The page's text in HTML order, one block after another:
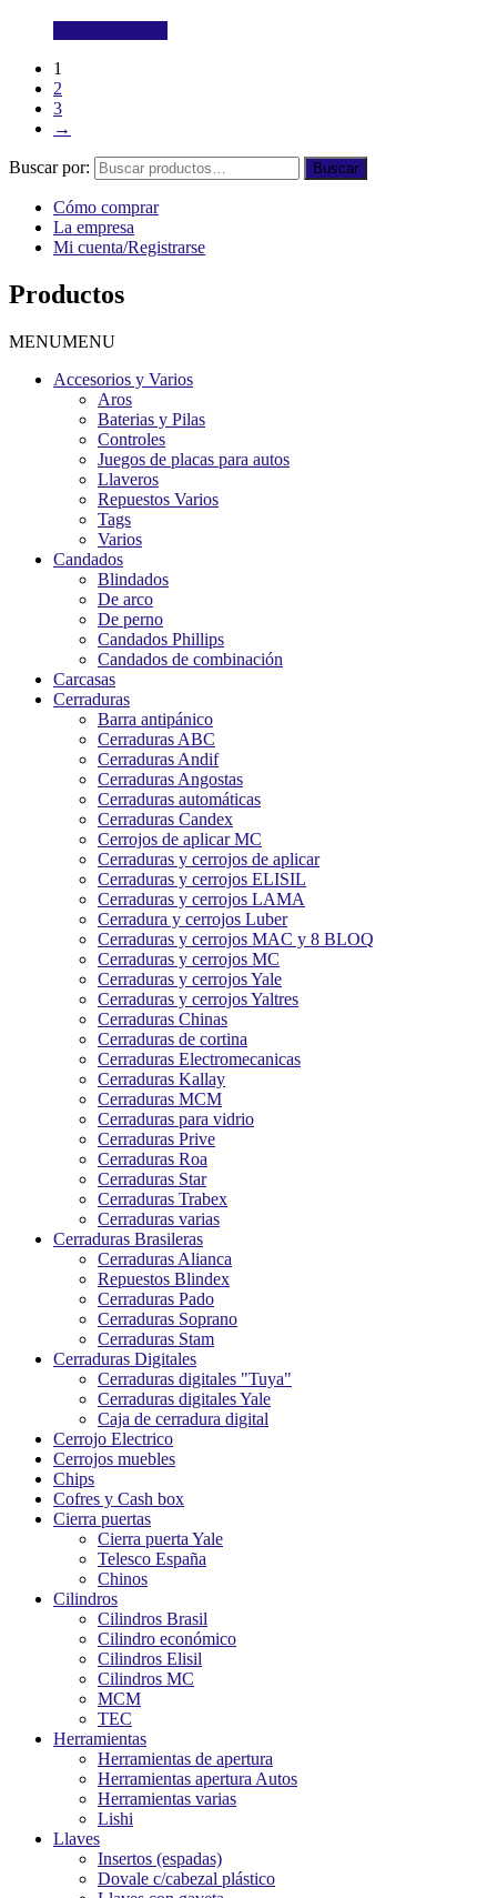
1
2
3
→
Buscar por: Buscar
Cómo comprar
La empresa
Mi cuenta/Registrarse
Productos
MENUMENU
Accesorios y Varios
Aros
Baterias y Pilas
Controles
Juegos de placas para autos
Llaveros
Repuestos Varios
Tags
Varios
Candados
Blindados
De arco
De perno
Candados Phillips
Candados de combinación
Carcasas
Cerraduras
Barra antipánico
Cerraduras ABC
Cerraduras Andif
Cerraduras Angostas
Cerraduras automáticas
Cerraduras Candex
Cerrojos de aplicar MC
Cerraduras y cerrojos de aplicar
Cerraduras y cerrojos ELISIL
Cerraduras y cerrojos LAMA
Cerradura y cerrojos Luber
Cerraduras y cerrojos MAC y 8 BLOQ
Cerraduras y cerrojos MC
Cerraduras y cerrojos Yale
Cerraduras y cerrojos Yaltres
Cerraduras Chinas
Cerraduras de cortina
Cerraduras Electromecanicas
Cerraduras Kallay
Cerraduras MCM
Cerraduras para vidrio
Cerraduras Prive
Cerraduras Roa
Cerraduras Star
Cerraduras Trabex
Cerraduras varias
Cerraduras Brasileras
Cerraduras Alianca
Repuestos Blindex
Cerraduras Pado
Cerraduras Soprano
Cerraduras Stam
Cerraduras Digitales
Cerraduras digitales "Tuya"
Cerraduras digitales Yale
Caja de cerradura digital
Cerrojo Electrico
Cerrojos muebles
Chips
Cofres y Cash box
Cierra puertas
Cierra puerta Yale
Telesco España
Chinos
Cilindros
Cilindros Brasil
Cilindro económico
Cilindros Elisil
Cilindros MC
MCM
TEC
Herramientas
Herramientas de apertura
Herramientas apertura Autos
Herramientas varias
Lishi
Llaves
Insertos (espadas)
Dovale c/cabezal plástico